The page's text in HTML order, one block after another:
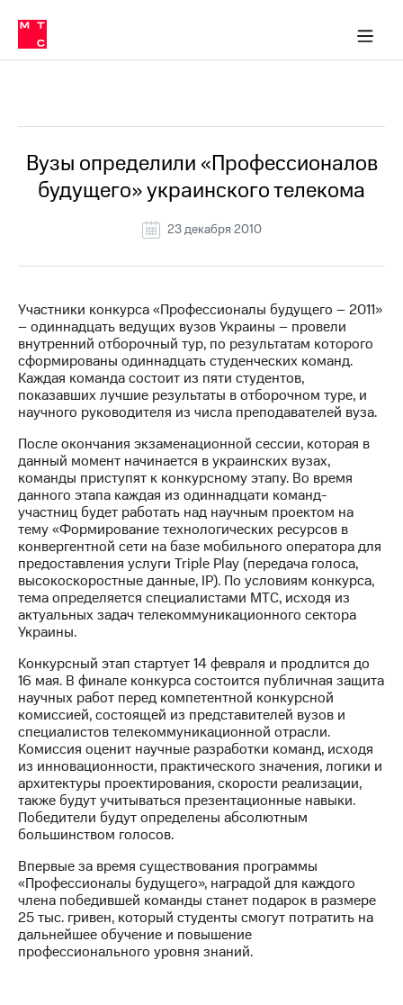
Медиа-центр
и акционерам
Устойчивое развитие
Комплаенс и деловая этика
компании
Карьера
История
компании
Руководство
Контакты
Медиа-центр
Пресс-
релизы
о технологиях
Достижения
Интервью
Финансовая
отчетность
Контакты
Новости
регионе
и акционерам
Корпоративное
управление
Корпоративный
секретарь
Раскрытие
информации
Информация
акционерам
Документы
ПАО
"МТС"
Собрания
акционеров
в МТС
Пресс-
релизы
о технологиях
Вузы определили «Профессионалов
будущего» украинского телекома
23 декабря 2010
Участники конкурса «Профессионалы будущего – 2011»
– одиннадцать ведущих вузов Украины – провели
внутренний отборочный тур, по результатам которого
сформированы одиннадцать студенческих команд.
Каждая команда состоит из пяти студентов,
показавших лучшие результаты в отборочном туре, и
научного руководителя из числа преподавателей вуза.
После окончания экзаменационной сессии, которая в
данный момент начинается в украинских вузах,
команды приступят к конкурсному этапу. Во время
данного этапа каждая из одиннадцати команд-
участниц будет работать над научным проектом на
тему «Формирование технологических ресурсов в
конвергентной сети на базе мобильного оператора для
предоставления услуги Triple Play (передача голоса,
высокоскоростные данные, IP). По условиям конкурса,
тема определяется специалистами МТС, исходя из
актуальных задач телекоммуникационного сектора
Украины.
Конкурсный этап стартует 14 февраля и продлится до
16 мая. В финале конкурса состоится публичная защита
научных работ перед компетентной конкурсной
комиссией, состоящей из представителей вузов и
специалистов телекоммуникационной отрасли.
Комиссия оценит научные разработки команд, исходя
из инновационности, практического значения, логики и
архитектуры проектирования, скорости реализации,
также будут учитываться презентационные навыки.
Победители будут определены абсолютным
большинством голосов.
Впервые за время существования программы
«Профессионалы будущего», наградой для каждого
члена победившей команды станет подарок в размере
25 тыс. гривен, который студенты смогут потратить на
дальнейшее обучение и повышение
профессионального уровня знаний.